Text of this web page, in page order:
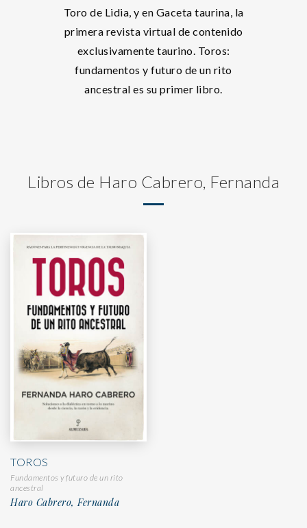
Toro de Lidia, y en Gaceta taurina, la
primera revista virtual de contenido
exclusivamente taurino. Toros:
fundamentos y futuro de un rito
ancestral es su primer libro.
Libros de Haro Cabrero, Fernanda
TOROS
Fundamentos y futuro de un rito
ancestral
Haro Cabrero, Fernanda